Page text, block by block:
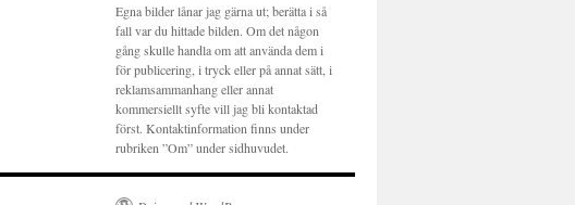
Egna bilder lånar jag gärna ut; berätta i så
fall var du hittade bilden. Om det någon
gång skulle handla om att använda dem i
för publicering, i tryck eller på annat sätt, i
reklamsammanhang eller annat
kommersiellt syfte vill jag bli kontaktad
först. Kontaktinformation finns under
rubriken ”Om” under sidhuvudet.